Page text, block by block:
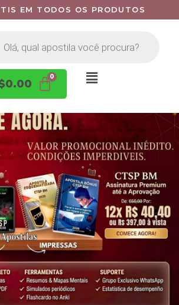
EM TODOS OS PRODUTOS
0.00